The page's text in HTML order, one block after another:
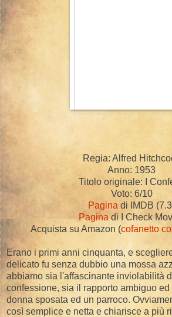
Regia: Alfred
Anno: 1953
Titolo originale: I
Voto: 6/10
Pagina di IMDB
Paginadi I Check
Acquista su Amazon (cofanetto
Erano i primi anni cinquanta, e
delicato fu senza dubbio una mossa
abbiamo sia l'affascinante inviolabilità
confessione, sia il rapporto ambiguo ed
donna sposata ed un parroco.
così semplice e netta e chiarisce a più